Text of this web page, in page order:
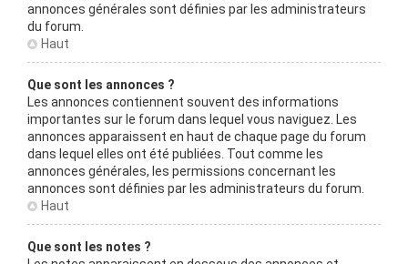
annonces générales sont définies par les administrateurs
du forum.
Haut
Que sont les annonces ?
Les annonces contiennent souvent des informations
importantes sur le forum dans lequel vous naviguez. Les
annonces apparaissent en haut de chaque page du forum
dans lequel elles ont été publiées. Tout comme les
annonces générales, les permissions concernant les
annonces sont définies par les administrateurs du forum.
Haut
Que sont les notes ?